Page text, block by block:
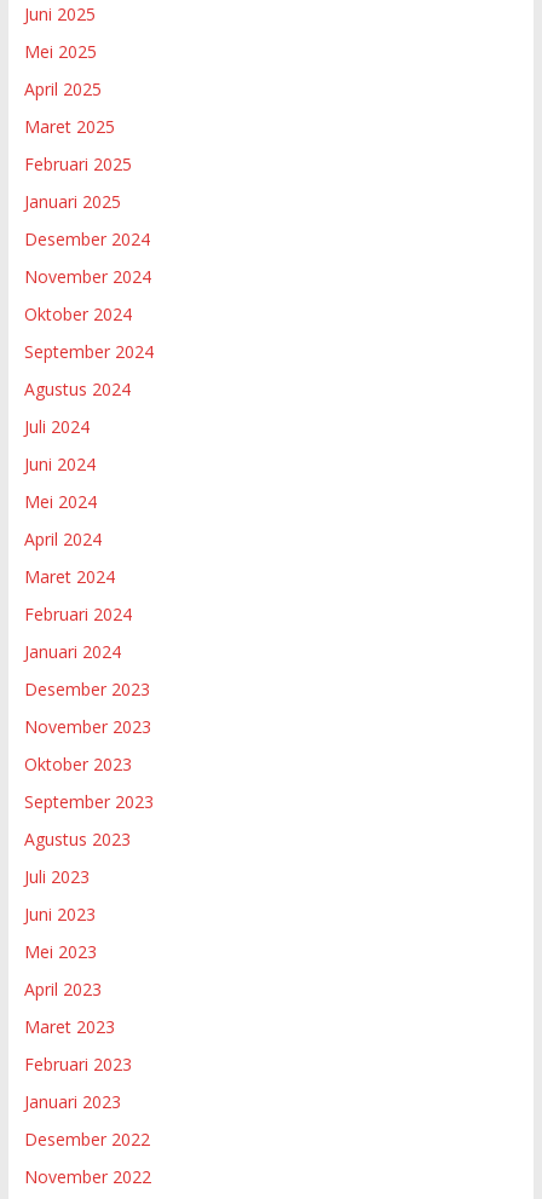
Juni 2025
Mei 2025
April 2025
Maret 2025
Februari 2025
Januari 2025
Desember 2024
November 2024
Oktober 2024
September 2024
Agustus 2024
Juli 2024
Juni 2024
Mei 2024
April 2024
Maret 2024
Februari 2024
Januari 2024
Desember 2023
November 2023
Oktober 2023
September 2023
Agustus 2023
Juli 2023
Juni 2023
Mei 2023
April 2023
Maret 2023
Februari 2023
Januari 2023
Desember 2022
November 2022